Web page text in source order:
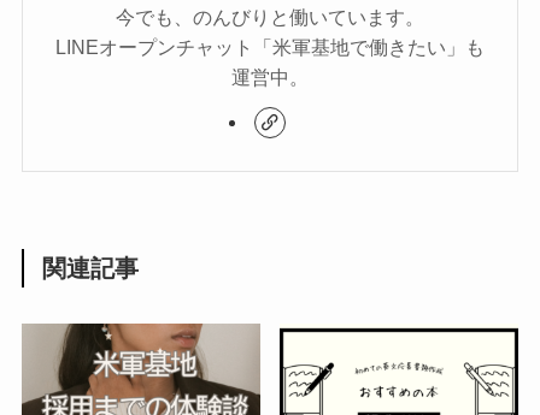
今でも、のんびりと働いています。
LINEオープンチャット「米軍基地で働きたい」も
運営中。
関連記事